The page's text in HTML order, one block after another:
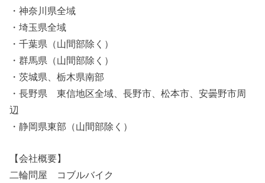
・神奈川県全域
・埼玉県全域
・千葉県（山間部除く）
・群馬県（山間部除く）
・茨城県、栃木県南部
・長野県 東信地区全域、長野市、松本市、安曇野市周
辺
・静岡県東部（山間部除く）
【会社概要】
二輪問屋 コブルバイク